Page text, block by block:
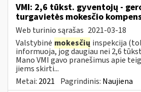
VMI: 2,6 tūkst. gyventojų -
turgavietės mokesčio
Web turinio sąrašas 2021-03-18
Valstybinė mokesčių inspekcija
informuoja, jog daugiau nei 2,6
Mano VMI gavo pranešimus apie
jiems skirti...
Metai: 2021 Pagrindinis: Naujiena